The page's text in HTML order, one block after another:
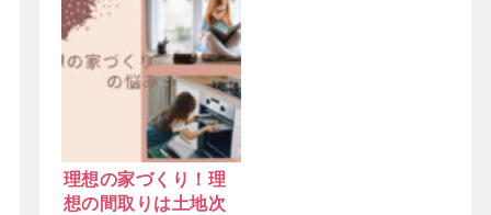
理想の家づくり！理
想の間取りは土地次